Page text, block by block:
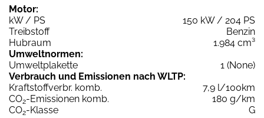
Motor:
kW / PS
150 kW / 204 PS
Treibstoff
Benzin
Hubraum
1.984 cm³
Umweltnormen:
Umweltplakette
1 (None)
Verbrauch und Emissionen nach WLTP:
Kraftstoffverbr. komb.
7,9 l/100km
CO2-Emissionen komb.
180 g/km
CO2-Klasse
G